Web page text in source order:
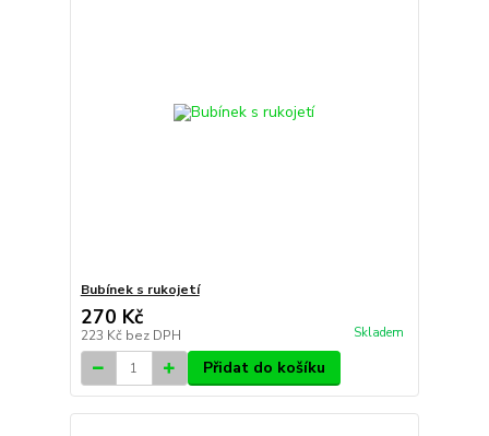
Bubínek s rukojetí
270 Kč
223 Kč bez DPH Skladem
Přidat do košíku